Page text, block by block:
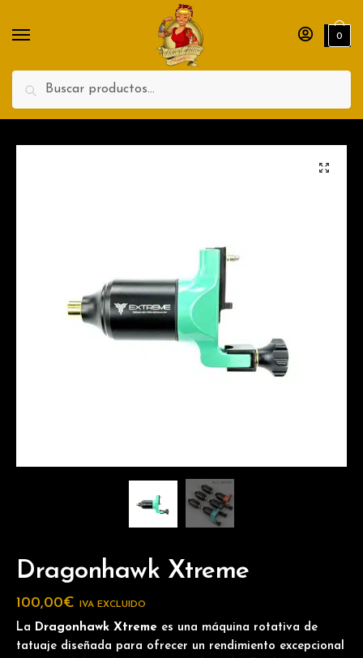
Search
0
🔍
Dragonhawk Xtreme
100,00€ IVA EXCLUIDO
La Dragonhawk Xtreme es una máquina rotativa de
tatuaje diseñada para ofrecer un rendimiento excepcional